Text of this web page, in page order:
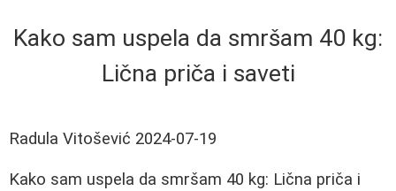
Kako sam uspela da smršam 40 kg:
Lična priča i saveti
Radula Vitošević 2024-07-19
Kako sam uspela da smršam 40 kg: Lična priča i